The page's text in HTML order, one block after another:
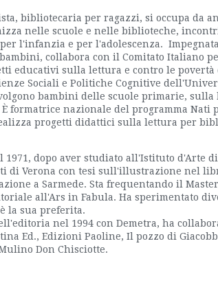
bibliotecaria per ragazzi, si occupa da
nelle scuole e nelle biblioteche,
l'infanzia e per l'adolescenza.
collabora con il Comitato Italiano
educativi sulla lettura e contro le povertà
Sociali e Politiche Cognitive
bambini delle scuole primarie, sulla
formatrice nazionale del programma Nati
progetti didattici sulla lettura per
1971, dopo aver studiato all'Istituto d'Arte di
di Verona con tesi sull'illustrazione nel
a Sarmede. Sta frequentando il Master
all'Ars in Fabula. Ha sperimentato
la sua preferita.
nel 1994 con Demetra, ha
Ed., Edizioni Paoline, Il pozzo di
Don Chisciotte.